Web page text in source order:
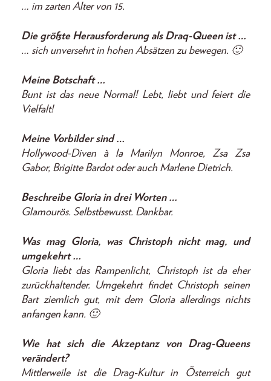
… im zarten Alter von 15.
Die größte Herausforderung als Draq-Queen ist …
… sich unversehrt in hohen Absätzen zu bewegen. 🙂
Meine Botschaft …
Bunt ist das neue Normal! Lebt, liebt und feiert die
Vielfalt!
Meine Vorbilder sind …
Hollywood-Diven à la Marilyn Monroe, Zsa Zsa
Gabor, Brigitte Bardot oder auch Marlene Dietrich.
Beschreibe Gloria in drei Worten …
Glamourös. Selbstbewusst. Dankbar.
Was mag Gloria, was Christoph nicht mag, und
umgekehrt …
Gloria liebt das Rampenlicht, Christoph ist da eher
zurückhaltender. Umgekehrt findet Christoph seinen
Bart ziemlich gut, mit dem Gloria allerdings nichts
anfangen kann. 🙂
Wie hat sich die Akzeptanz von Drag-Queens
verändert?
Mittlerweile ist die Drag-Kultur in Österreich gut